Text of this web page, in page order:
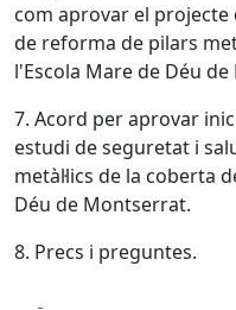
com aprovar el projecte
de reforma de pilars
l'Escola Mare de Déu
7. Acord per aprovar
estudi de seguretat i
metàl·lics de la coberta
Déu de Montserrat.
8. Precs i preguntes.